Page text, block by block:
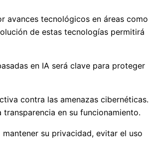
avances tecnológicos en áreas como
de estas tecnologías permitirá
en IA será clave para proteger
contra las amenazas cibernéticas.
en su funcionamiento.
su privacidad, evitar el uso